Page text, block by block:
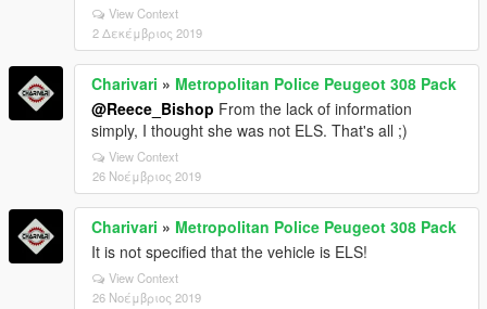
View Context
2 Δεκέμβριος 2019
Charivari » Metropolitan Police Peugeot 308 Pack
@Reece_Bishop From the lack of information
simply, I thought she was not ELS. That's all ;)
View Context
26 Νοέμβριος 2019
Charivari » Metropolitan Police Peugeot 308 Pack
It is not specified that the vehicle is ELS!
View Context
26 Νοέμβριος 2019